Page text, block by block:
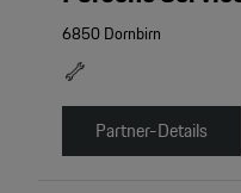
6850 Dornbirn
Partner-Details